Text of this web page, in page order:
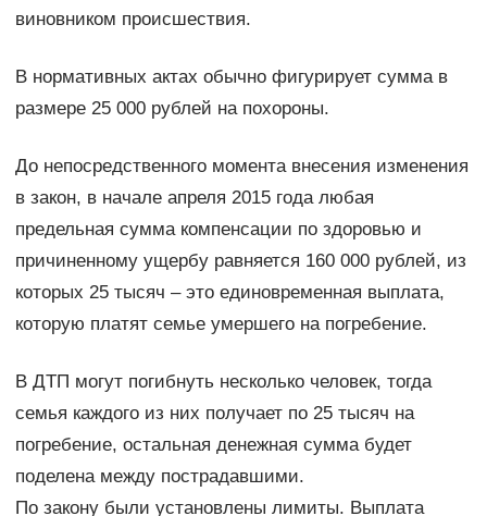
виновником происшествия.
В нормативных актах обычно фигурирует сумма в
размере 25 000 рублей на похороны.
До непосредственного момента внесения изменения
в закон, в начале апреля 2015 года любая
предельная сумма компенсации по здоровью и
причиненному ущербу равняется 160 000 рублей, из
которых 25 тысяч – это единовременная выплата,
которую платят семье умершего на погребение.
В ДТП могут погибнуть несколько человек, тогда
семья каждого из них получает по 25 тысяч на
погребение, остальная денежная сумма будет
поделена между пострадавшими.
По закону были установлены лимиты. Выплата